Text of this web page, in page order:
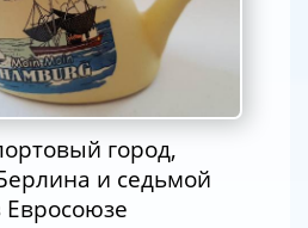
город,
и седьмой